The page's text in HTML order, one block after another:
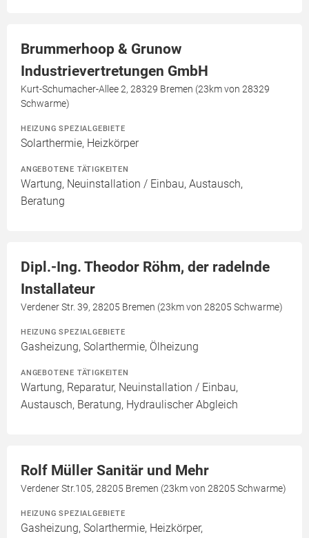
Brummerhoop & Grunow
Industrievertretungen GmbH
Kurt-Schumacher-Allee 2, 28329 Bremen (23km von 28329
Schwarme)
HEIZUNG SPEZIALGEBIETE
Solarthermie, Heizkörper
ANGEBOTENE TÄTIGKEITEN
Wartung, Neuinstallation / Einbau, Austausch,
Beratung
Dipl.-Ing. Theodor Röhm, der radelnde
Installateur
Verdener Str. 39, 28205 Bremen (23km von 28205 Schwarme)
HEIZUNG SPEZIALGEBIETE
Gasheizung, Solarthermie, Ölheizung
ANGEBOTENE TÄTIGKEITEN
Wartung, Reparatur, Neuinstallation / Einbau,
Austausch, Beratung, Hydraulischer Abgleich
Rolf Müller Sanitär und Mehr
Verdener Str.105, 28205 Bremen (23km von 28205 Schwarme)
HEIZUNG SPEZIALGEBIETE
Gasheizung, Solarthermie, Heizkörper,